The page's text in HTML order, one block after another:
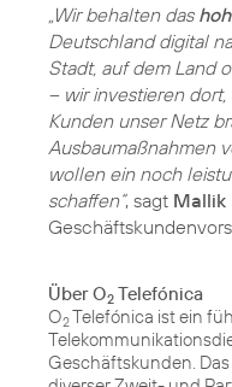
„Wir behalten das
Deutschland digital
Stadt, auf dem Land
– wir investieren
Kunden unser Netz
Ausbaumaßnahmen
wollen ein noch
schaffen“, sagt Mallik
Über O2 Telefónica
O2Telefónica ist ein
Geschäftskunden.